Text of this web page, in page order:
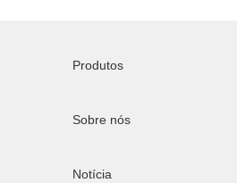
Produtos
Sobre nós
Notícia